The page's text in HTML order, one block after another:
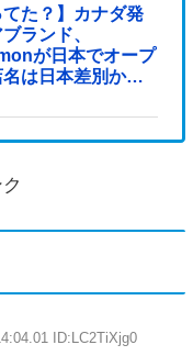
てた？】カナダ発
ランド、
が日本でオープ
は日本差別から
ID:LC2TiXjg0